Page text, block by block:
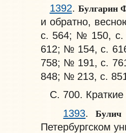
1392. Булгарин
и обратно,
с. 564; № 150,
612; № 154, с.
758; № 191, с.
848; № 213, с.
С. 700. Краткие
1393.
Петербургском